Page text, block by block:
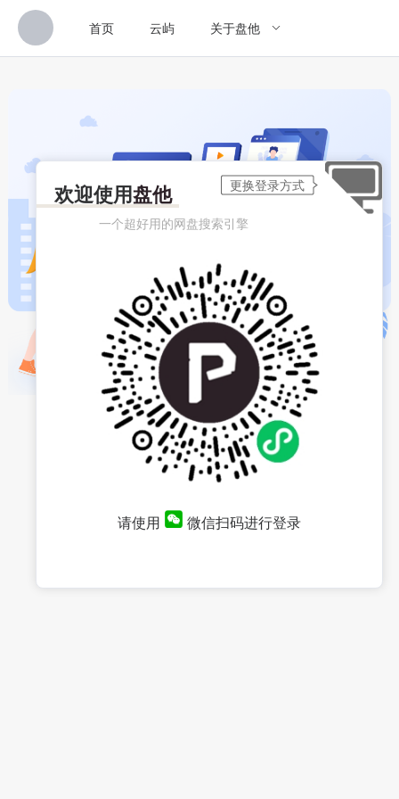
首页 云屿 关于盘他
欢迎使用盘他
一个超好用的网盘搜索引擎
请使用 微信扫码进行登录